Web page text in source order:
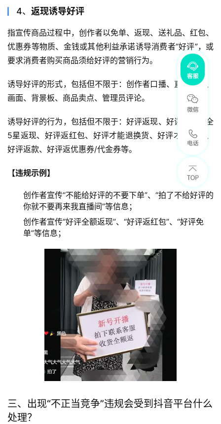
4、 返现诱导好评
指宣传商品过程中，创作者以免单、返现、送礼品、红包、
优惠券等物质、金钱或其他利益承诺诱导消费者“好评”，或
要求消费者购买商品须给好评的营销行为。
诱导好评的形式，包括但不限于：创作者口播、直播标题、
画面、背景板、商品卖点、管理员评论。
诱导好评的行为，包括但不限于：好评返现、好评免单、全
5星返现、好评返红包、好评才能退换货、好评才能购买、
好评返款、好评返优惠券/代金券等。
【违规示例】
创作者宣传“不能给好评的不要下单”、“拍了不给好评的
你就不要再来我直播间”等信息；
创作者宣传“好评全额返现”、“好评返红包”、“好评免
单”等信息；
三、出现“不正当竞争”违规会受到抖音平台什么
处理？